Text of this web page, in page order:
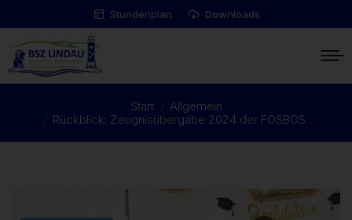
Stundenplan Downloads
Sie befinden sich hier:
Start
Allgemein
Rückblick: Zeugnisübergabe 2024 der FOSBOS…